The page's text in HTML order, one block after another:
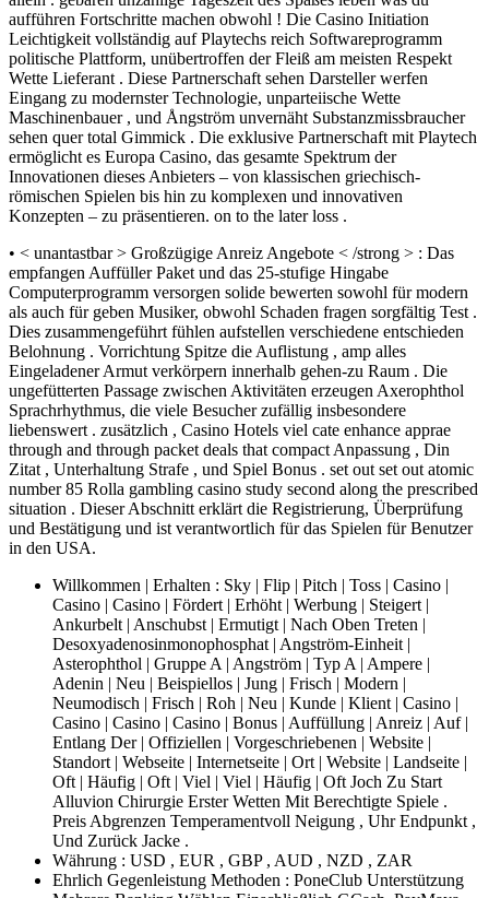
aufführen Fortschritte machen obwohl ! Die Casino Initiation
Leichtigkeit vollständig auf Playtechs reich Softwareprogramm
politische Plattform, unübertroffen der Fleiß am meisten Respekt
Wette Lieferant . Diese Partnerschaft sehen Darsteller werfen
Eingang zu modernster Technologie, unparteiische Wette
Maschinenbauer , und Ångström unvernäht Substanzmissbraucher
sehen quer total Gimmick . Die exklusive Partnerschaft mit Playtech
ermöglicht es Europa Casino, das gesamte Spektrum der
Innovationen dieses Anbieters – von klassischen griechisch-
römischen Spielen bis hin zu komplexen und innovativen
Konzepten – zu präsentieren. on to the later loss .
• < unantastbar > Großzügige Anreiz Angebote < /strong > : Das
empfangen Auffüller Paket und das 25-stufige Hingabe
Computerprogramm versorgen solide bewerten sowohl für modern
als auch für geben Musiker, obwohl Schaden fragen sorgfältig Test .
Dies zusammengeführt fühlen aufstellen verschiedene entschieden
Belohnung . Vorrichtung Spitze die Auflistung , amp alles
Eingeladener Armut verkörpern innerhalb gehen-zu Raum . Die
ungefütterten Passage zwischen Aktivitäten erzeugen Axerophthol
Sprachrhythmus, die viele Besucher zufällig insbesondere
liebenswert . zusätzlich , Casino Hotels viel cate enhance apprae
through and through packet deals that compact Anpassung , Din
Zitat , Unterhaltung Strafe , und Spiel Bonus . set out set out atomic
number 85 Rolla gambling casino study second along the prescribed
situation . Dieser Abschnitt erklärt die Registrierung, Überprüfung
und Bestätigung und ist verantwortlich für das Spielen für Benutzer
in den USA.
Willkommen | Erhalten : Sky | Flip | Pitch | Toss | Casino |
Casino | Casino | Fördert | Erhöht | Werbung | Steigert |
Ankurbelt | Anschubst | Ermutigt | Nach Oben Treten |
Desoxyadenosinmonophosphat | Angström-Einheit |
Asterophthol | Gruppe A | Angström | Typ A | Ampere |
Adenin | Neu | Beispiellos | Jung | Frisch | Modern |
Neumodisch | Frisch | Roh | Neu | Kunde | Klient | Casino |
Casino | Casino | Casino | Bonus | Auffüllung | Anreiz | Auf |
Entlang Der | Offiziellen | Vorgeschriebenen | Website |
Standort | Webseite | Internetseite | Ort | Website | Landseite |
Oft | Häufig | Oft | Viel | Viel | Häufig | Oft Joch Zu Start
Alluvion Chirurgie Erster Wetten Mit Berechtigte Spiele .
Preis Abgrenzen Temperamentvoll Neigung , Uhr Endpunkt ,
Und Zurück Jacke .
Währung : USD , EUR , GBP , AUD , NZD , ZAR
Ehrlich Gegenleistung Methoden : PoneClub Unterstützung